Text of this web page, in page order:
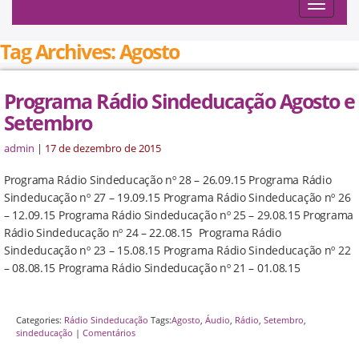
Toggle
Tag Archives: Agosto
Programa Rádio Sindeducação Agosto e
Setembro
admin | 17 de dezembro de 2015
Programa Rádio Sindeducação nº 28 – 26.09.15 Programa Rádio
Sindeducação nº 27 – 19.09.15 Programa Rádio Sindeducação nº 26
– 12.09.15 Programa Rádio Sindeducação nº 25 – 29.08.15 Programa
Rádio Sindeducação nº 24 – 22.08.15 Programa Rádio
Sindeducação nº 23 – 15.08.15 Programa Rádio Sindeducação nº 22
– 08.08.15 Programa Rádio Sindeducação nº 21 – 01.08.15
Categories: Rádio Sindeducação Tags:Agosto, Áudio, Rádio, Setembro,
sindeducação | Comentários